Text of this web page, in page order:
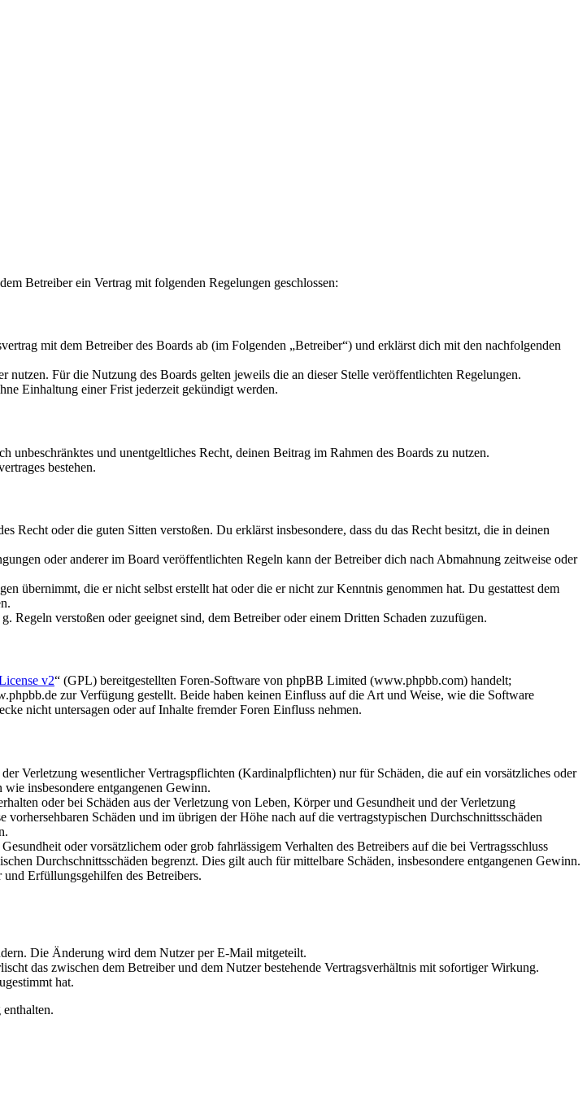
Betreiber ein Vertrag mit folgenden Regelungen geschlossen:
mit dem Betreiber des Boards ab (im Folgenden „Betreiber“) und erklärst dich mit den nachfolgenden
Für die Nutzung des Boards gelten jeweils die an dieser Stelle veröffentlichten Regelungen.
Einhaltung einer Frist jederzeit gekündigt werden.
und unentgeltliches Recht, deinen Beitrag im Rahmen des Boards zu nutzen.
bestehen.
Recht oder die guten Sitten verstoßen. Du erklärst insbesondere, dass du das Recht besitzt, die in deinen
oder anderer im Board veröffentlichten Regeln kann der Betreiber dich nach Abmahnung zeitweise oder
übernimmt, die er nicht selbst erstellt hat oder die er nicht zur Kenntnis genommen hat. Du gestattest dem
Regeln verstoßen oder geeignet sind, dem Betreiber oder einem Dritten Schaden zuzufügen.
v2“ (GPL) bereitgestellten Foren-Software von phpBB Limited (www.phpbb.com) handelt;
zur Verfügung gestellt. Beide haben keinen Einfluss auf die Art und Weise, wie die Software
nicht untersagen oder auf Inhalte fremder Foren Einfluss nehmen.
Verletzung wesentlicher Vertragspflichten (Kardinalpflichten) nur für Schäden, die auf ein vorsätzliches oder
insbesondere entgangenen Gewinn.
oder bei Schäden aus der Verletzung von Leben, Körper und Gesundheit und der Verletzung
Schäden und im übrigen der Höhe nach auf die vertragstypischen Durchschnittsschäden
oder vorsätzlichem oder grob fahrlässigem Verhalten des Betreibers auf die bei Vertragsschluss
Durchschnittsschäden begrenzt. Dies gilt auch für mittelbare Schäden, insbesondere entgangenen Gewinn.
Erfüllungsgehilfen des Betreibers.
Die Änderung wird dem Nutzer per E-Mail mitgeteilt.
das zwischen dem Betreiber und dem Nutzer bestehende Vertragsverhältnis mit sofortiger Wirkung.
hat.